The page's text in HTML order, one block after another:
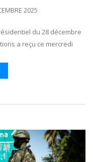
2025
du 28 décembre
a reçu ce mercredi